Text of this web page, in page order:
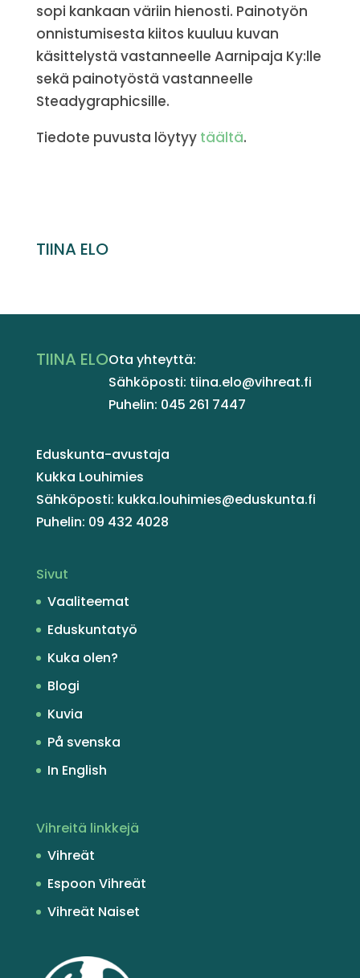
sopi kankaan väriin hienosti. Painotyön
onnistumisesta kiitos kuuluu kuvan
käsittelystä vastanneelle Aarnipaja Ky:lle
sekä painotyöstä vastanneelle
Steadygraphicsille.
Tiedote puvusta löytyytäältä.
TIINA ELO
TIINA ELOOta yhteyttä:
Sähköposti: tiina.elo@vihreat.fi
Puhelin: 045 261 7447
Eduskunta-avustaja
Kukka Louhimies
Sähköposti: kukka.louhimies@eduskunta.fi
Puhelin: 09 432 4028
Sivut
Vaaliteemat
Eduskuntatyö
Kuka olen?
Blogi
Kuvia
På svenska
In English
Vihreitä linkkejä
Vihreät
Espoon Vihreät
Vihreät Naiset